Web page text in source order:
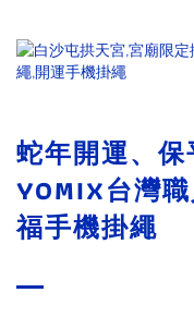
蛇年開運、保
YOMIX台灣
福手機掛繩